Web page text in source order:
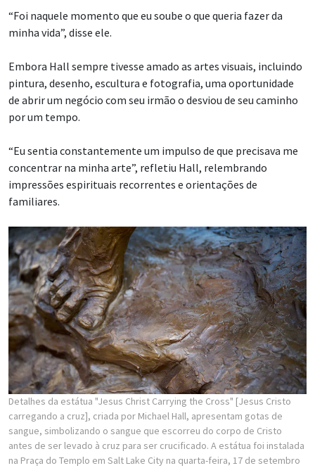
“Foi naquele momento que eu soube o que queria fazer da
minha vida”, disse ele.
Embora Hall sempre tivesse amado as artes visuais, incluindo
pintura, desenho, escultura e fotografia, uma oportunidade
de abrir um negócio com seu irmão o desviou de seu caminho
por um tempo.
“Eu sentia constantemente um impulso de que precisava me
concentrar na minha arte”, refletiu Hall, relembrando
impressões espirituais recorrentes e orientações de
familiares.
Detalhes da estátua "Jesus Christ Carrying the Cross" [Jesus Cristo
carregando a cruz], criada por Michael Hall, apresentam gotas de
sangue, simbolizando o sangue que escorreu do corpo de Cristo
antes de ser levado à cruz para ser crucificado. A estátua foi instalada
na Praça do Templo em Salt Lake City na quarta-feira, 17 de setembro